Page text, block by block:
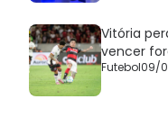
Vitória
vencer
Futebol09/